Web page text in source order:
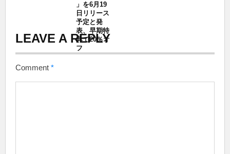
」を6月19
日リリース
予定と発
表、早期特
典で20％オ
フ
LEAVE A REPLY
Comment *